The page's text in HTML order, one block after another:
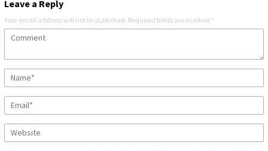
Leave a Reply
Your email address will not be published. Required fields are marked *